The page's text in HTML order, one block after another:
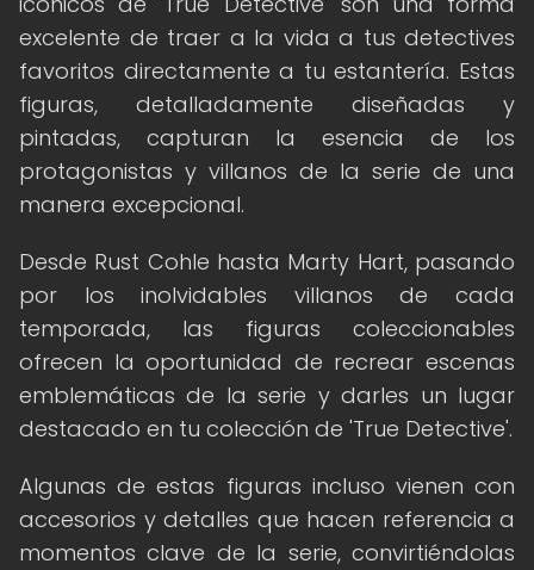
excelente de traer a la vida a tus detectives
favoritos directamente a tu estantería. Estas
figuras, detalladamente diseñadas y
pintadas, capturan la esencia de los
protagonistas y villanos de la serie de una
manera excepcional.
Desde Rust Cohle hasta Marty Hart, pasando
por los inolvidables villanos de cada
temporada, las figuras coleccionables
ofrecen la oportunidad de recrear escenas
emblemáticas de la serie y darles un lugar
destacado en tu colección de 'True Detective'.
Algunas de estas figuras incluso vienen con
accesorios y detalles que hacen referencia a
momentos clave de la serie, convirtiéndolas